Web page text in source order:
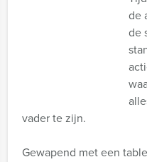
de
de
vader te zijn.
Gewapend met een